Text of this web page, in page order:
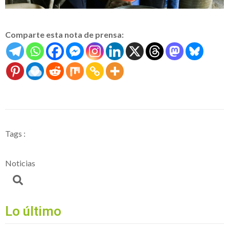
Comparte esta nota de prensa:
Tags :
Noticias
Lo último